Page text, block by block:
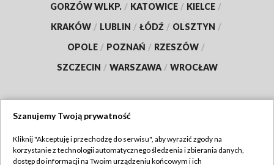
GORZÓW WLKP. / KATOWICE / KIELCE /
KRAKÓW / LUBLIN / ŁÓDŹ / OLSZTYN /
OPOLE / POZNAŃ / RZESZÓW /
SZCZECIN / WARSZAWA / WROCŁAW
TVP
Szanujemy Twoją prywatność
Kliknij "Akceptuję i przechodzę do serwisu", aby wyrazić zgody na
korzystanie z technologii automatycznego śledzenia i zbierania danych,
dostęp do informacji na Twoim urządzeniu końcowym i ich